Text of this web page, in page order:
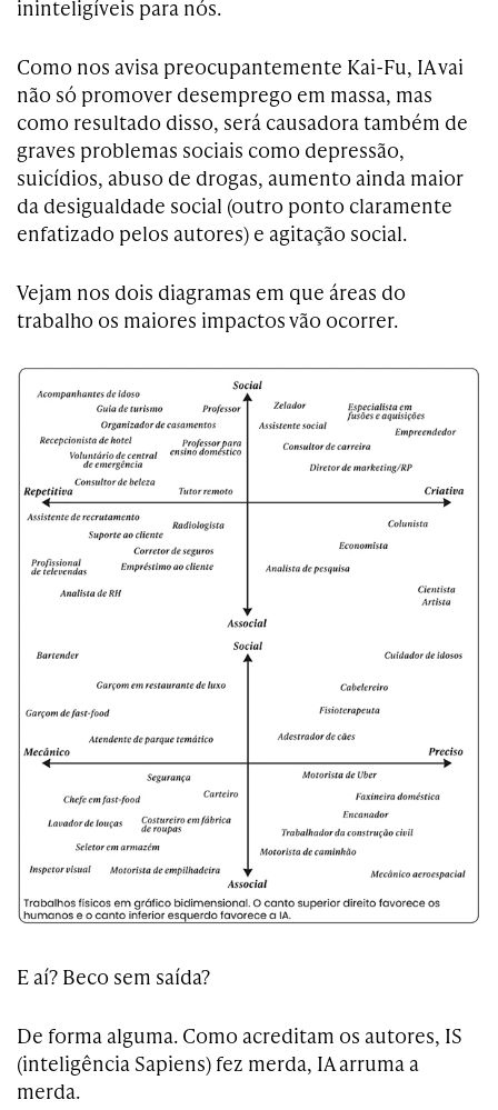
ininteligíveis para nós.
Como nos avisa preocupantemente Kai-Fu, IA vai
não só promover desemprego em massa, mas
como resultado disso, será causadora também de
graves problemas sociais como depressão,
suicídios, abuso de drogas, aumento ainda maior
da desigualdade social (outro ponto claramente
enfatizado pelos autores) e agitação social.
Vejam nos dois diagramas em que áreas do
trabalho os maiores impactos vão ocorrer.
E aí? Beco sem saída?
De forma alguma. Como acreditam os autores, IS
(inteligência Sapiens) fez merda, IA arruma a
merda.